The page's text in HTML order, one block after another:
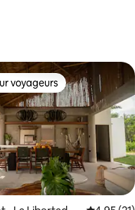
voyageurs
voyageurs